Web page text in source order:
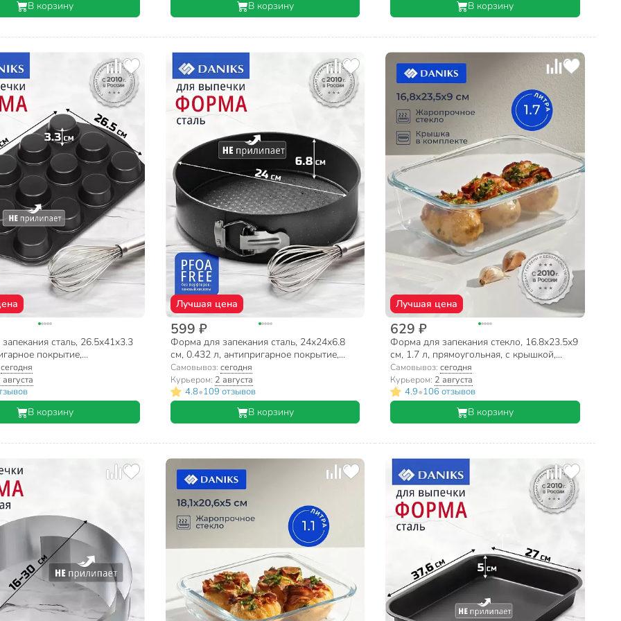
В корзину В корзину В корзину
сталь, 26.5х41х3.3
покрытие,
12 маффинов, Daniks,
сегодня
августа
В корзину
Лучшая цена
599 ₽
Форма для запекания сталь, 24х24х6.8
см, 0.432 л, антипригарное покрытие,
круглая, разъемная, Daniks, Гранит, K-
803-LSC
Самовывоз: сегодня
Курьером: 2 августа
4.8•109 отзывов
В корзину
Лучшая цена
629 ₽
Форма для запекания стекло, 16.8х23.5х9
см, 1.7 л, прямоугольная, с крышкой,
Daniks
Самовывоз:сегодня
Курьером: 2 августа
4.9•106 отзывов
В корзину